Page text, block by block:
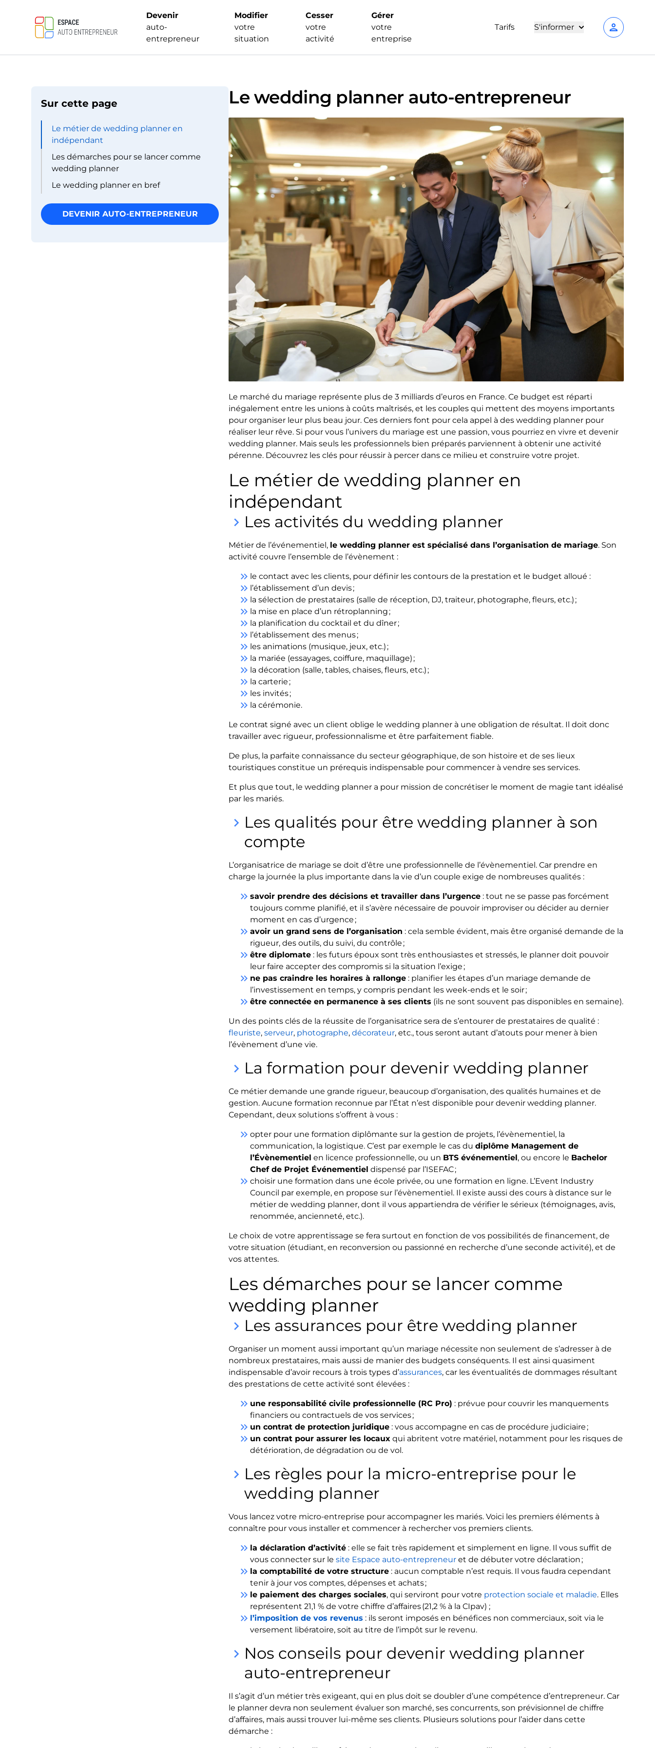
Devenir
auto-
entrepreneur
Modifier
votre
situation
Cesser
votre
activité
Gérer
votre
entreprise
Tarifs S'informer person
Sur cette page
Le métier de wedding planner en
indépendant
Les démarches pour se lancer comme
wedding planner
Le wedding planner en bref
DEVENIR AUTO-ENTREPRENEUR
Le wedding planner auto-entrepreneur
Le marché du mariage représente plus de 3 milliards d’euros en France. Ce budget est réparti
inégalement entre les unions à coûts maîtrisés, et les couples qui mettent des moyens importants
pour organiser leur plus beau jour. Ces derniers font pour cela appel à des wedding planner pour
réaliser leur rêve. Si pour vous l’univers du mariage est une passion, vous pourriez en vivre et devenir
wedding planner. Mais seuls les professionnels bien préparés parviennent à obtenir une activité
pérenne. Découvrez les clés pour réussir à percer dans ce milieu et construire votre projet.
Le métier de wedding planner en
indépendant
keyboard_arrow_right Les activités du wedding planner
Métier de l’événementiel, le wedding planner est spécialisé dans l’organisation de mariage. Son
activité couvre l’ensemble de l’évènement :
keyboard_double_arrow_right le contact avec les clients, pour définir les contours de la prestation et le budget alloué :
keyboard_double_arrow_right l’établissement d’un devis ;
keyboard_double_arrow_right la sélection de prestataires (salle de réception, DJ, traiteur, photographe, fleurs, etc.) ;
keyboard_double_arrow_right la mise en place d’un rétroplanning ;
keyboard_double_arrow_right la planification du cocktail et du dîner ;
keyboard_double_arrow_right l’établissement des menus ;
keyboard_double_arrow_right les animations (musique, jeux, etc.) ;
keyboard_double_arrow_right la mariée (essayages, coiffure, maquillage) ;
keyboard_double_arrow_right la décoration (salle, tables, chaises, fleurs, etc.) ;
keyboard_double_arrow_right la carterie ;
keyboard_double_arrow_right les invités ;
keyboard_double_arrow_right la cérémonie.
Le contrat signé avec un client oblige le wedding planner à une obligation de résultat. Il doit donc
travailler avec rigueur, professionnalisme et être parfaitement fiable.
De plus, la parfaite connaissance du secteur géographique, de son histoire et de ses lieux
touristiques constitue un prérequis indispensable pour commencer à vendre ses services.
Et plus que tout, le wedding planner a pour mission de concrétiser le moment de magie tant idéalisé
par les mariés.
keyboard_arrow_right Les qualités pour être wedding planner à son
compte
L’organisatrice de mariage se doit d’être une professionnelle de l’évènementiel. Car prendre en
charge la journée la plus importante dans la vie d’un couple exige de nombreuses qualités :
keyboard_double_arrow_rightsavoir prendre des décisions et travailler dans l’urgence : tout ne se passe pas forcément
toujours comme planifié, et il s’avère nécessaire de pouvoir improviser ou décider au dernier
moment en cas d’urgence ;
keyboard_double_arrow_rightavoir un grand sens de l’organisation : cela semble évident, mais être organisé demande de la
rigueur, des outils, du suivi, du contrôle ;
keyboard_double_arrow_rightêtre diplomate : les futurs époux sont très enthousiastes et stressés, le planner doit pouvoir
leur faire accepter des compromis si la situation l’exige ;
keyboard_double_arrow_right ne pas craindre les horaires à rallonge : planifier les étapes d’un mariage demande de
l’investissement en temps, y compris pendant les week-ends et le soir ;
keyboard_double_arrow_rightêtre connectée en permanence à ses clients (ils ne sont souvent pas disponibles en semaine).
Un des points clés de la réussite de l’organisatrice sera de s’entourer de prestataires de qualité :
fleuriste,serveur, photographe,décorateur, etc., tous seront autant d’atouts pour mener à bien
l’évènement d’une vie.
keyboard_arrow_right La formation pour devenir wedding planner
Ce métier demande une grande rigueur, beaucoup d’organisation, des qualités humaines et de
gestion. Aucune formation reconnue par l’État n’est disponible pour devenir wedding planner.
Cependant, deux solutions s’offrent à vous :
keyboard_double_arrow_rightopter pour une formation diplômante sur la gestion de projets, l’évènementiel, la
communication, la logistique. C’est par exemple le cas dudiplôme Management de
l’Évènementiel en licence professionnelle, ou un BTS événementiel, ou encore le Bachelor
Chef de Projet Événementiel dispensé par l’ISEFAC ;
keyboard_double_arrow_rightchoisir une formation dans une école privée, ou une formation en ligne. L’Event Industry
Council par exemple, en propose sur l’évènementiel. Il existe aussi des cours à distance sur le
métier de wedding planner, dont il vous appartiendra de vérifier le sérieux (témoignages, avis,
renommée, ancienneté, etc.).
Le choix de votre apprentissage se fera surtout en fonction de vos possibilités de financement, de
votre situation (étudiant, en reconversion ou passionné en recherche d’une seconde activité), et de
vos attentes.
Les démarches pour se lancer comme
wedding planner
keyboard_arrow_right Les assurances pour être wedding planner
Organiser un moment aussi important qu’un mariage nécessite non seulement de s’adresser à de
nombreux prestataires, mais aussi de manier des budgets conséquents. Il est ainsi quasiment
indispensable d’avoir recours à trois types d’assurances, car les éventualités de dommages résultant
des prestations de cette activité sont élevées :
keyboard_double_arrow_right une responsabilité civile professionnelle (RC Pro) : prévue pour couvrir les manquements
financiers ou contractuels de vos services ;
keyboard_double_arrow_right un contrat de protection juridique : vous accompagne en cas de procédure judiciaire ;
keyboard_double_arrow_right un contrat pour assurer les locaux qui abritent votre matériel, notamment pour les risques de
détérioration, de dégradation ou de vol.
keyboard_arrow_right Les règles pour la micro-entreprise pour le
wedding planner
Vous lancez votre micro-entreprise pour accompagner les mariés. Voici les premiers éléments à
connaître pour vous installer et commencer à rechercher vos premiers clients.
keyboard_double_arrow_right la déclaration d’activité : elle se fait très rapidement et simplement en ligne. Il vous suffit de
vous connecter sur lesite Espace auto-entrepreneur et de débuter votre déclaration ;
keyboard_double_arrow_right la comptabilité de votre structure : aucun comptable n’est requis. Il vous faudra cependant
tenir à jour vos comptes, dépenses et achats ;
keyboard_double_arrow_right le paiement des charges sociales, qui serviront pour votre protection sociale et maladie. Elles
représentent 21,1 % de votre chiffre d’affaires (21,2 % à la CIpav) ;
keyboard_double_arrow_right l’imposition de vos revenus : ils seront imposés en bénéfices non commerciaux, soit via le
versement libératoire, soit au titre de l’impôt sur le revenu.
keyboard_arrow_right Nos conseils pour devenir wedding planner
auto-entrepreneur
Il s’agit d’un métier très exigeant, qui en plus doit se doubler d’une compétence d’entrepreneur. Car
le planner devra non seulement évaluer son marché, ses concurrents, son prévisionnel de chiffre
d’affaires, mais aussi trouver lui-même ses clients. Plusieurs solutions pour l’aider dans cette
démarche :